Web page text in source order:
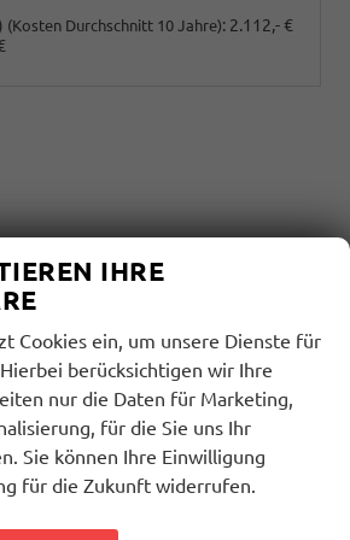
(Kosten Durchschnitt 10 Jahre): 2.112,- €
IHRE
Cookies ein, um unsere Dienste für
berücksichtigen wir Ihre
nur die Daten für Marketing,
für die Sie uns Ihr
Sie können Ihre Einwilligung
für die Zukunft widerrufen.